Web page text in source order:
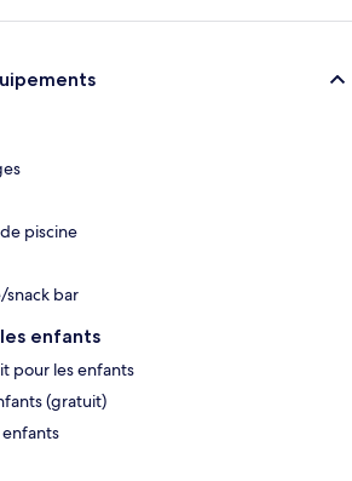
piscine
snack bar
enfants
pour les enfants
(gratuit)
enfants